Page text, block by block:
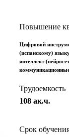
Повышение
Цифровой
(испанскому)
интеллект
Трудоемкость
108 ак.ч.
Срок